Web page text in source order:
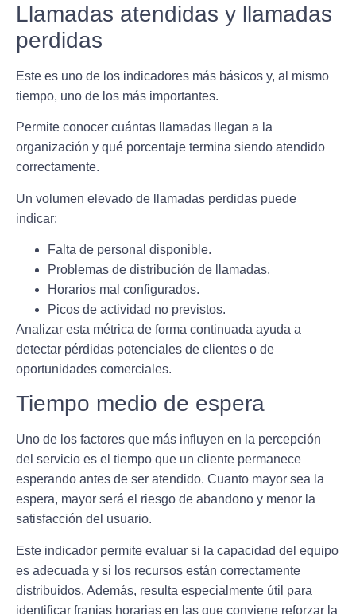
Llamadas atendidas y llamadas
perdidas
Este es uno de los indicadores más básicos y, al mismo
tiempo, uno de los más importantes.
Permite conocer cuántas llamadas llegan a la
organización y qué porcentaje termina siendo atendido
correctamente.
Un volumen elevado de llamadas perdidas puede
indicar:
Falta de personal disponible.
Problemas de distribución de llamadas.
Horarios mal configurados.
Picos de actividad no previstos.
Analizar esta métrica de forma continuada ayuda a
detectar pérdidas potenciales de clientes o de
oportunidades comerciales.
Tiempo medio de espera
Uno de los factores que más influyen en la percepción
del servicio es el tiempo que un cliente permanece
esperando antes de ser atendido. Cuanto mayor sea la
espera, mayor será el riesgo de abandono y menor la
satisfacción del usuario.
Este indicador permite evaluar si la capacidad del equipo
es adecuada y si los recursos están correctamente
distribuidos. Además, resulta especialmente útil para
identificar franjas horarias en las que conviene reforzar la